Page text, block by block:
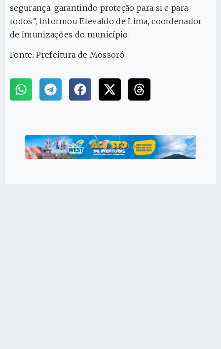
segurança, garantindo proteção para si e para
todos”, informou Etevaldo de Lima, coordenador
de Imunizações do município.
Fonte: Prefeitura de Mossoró